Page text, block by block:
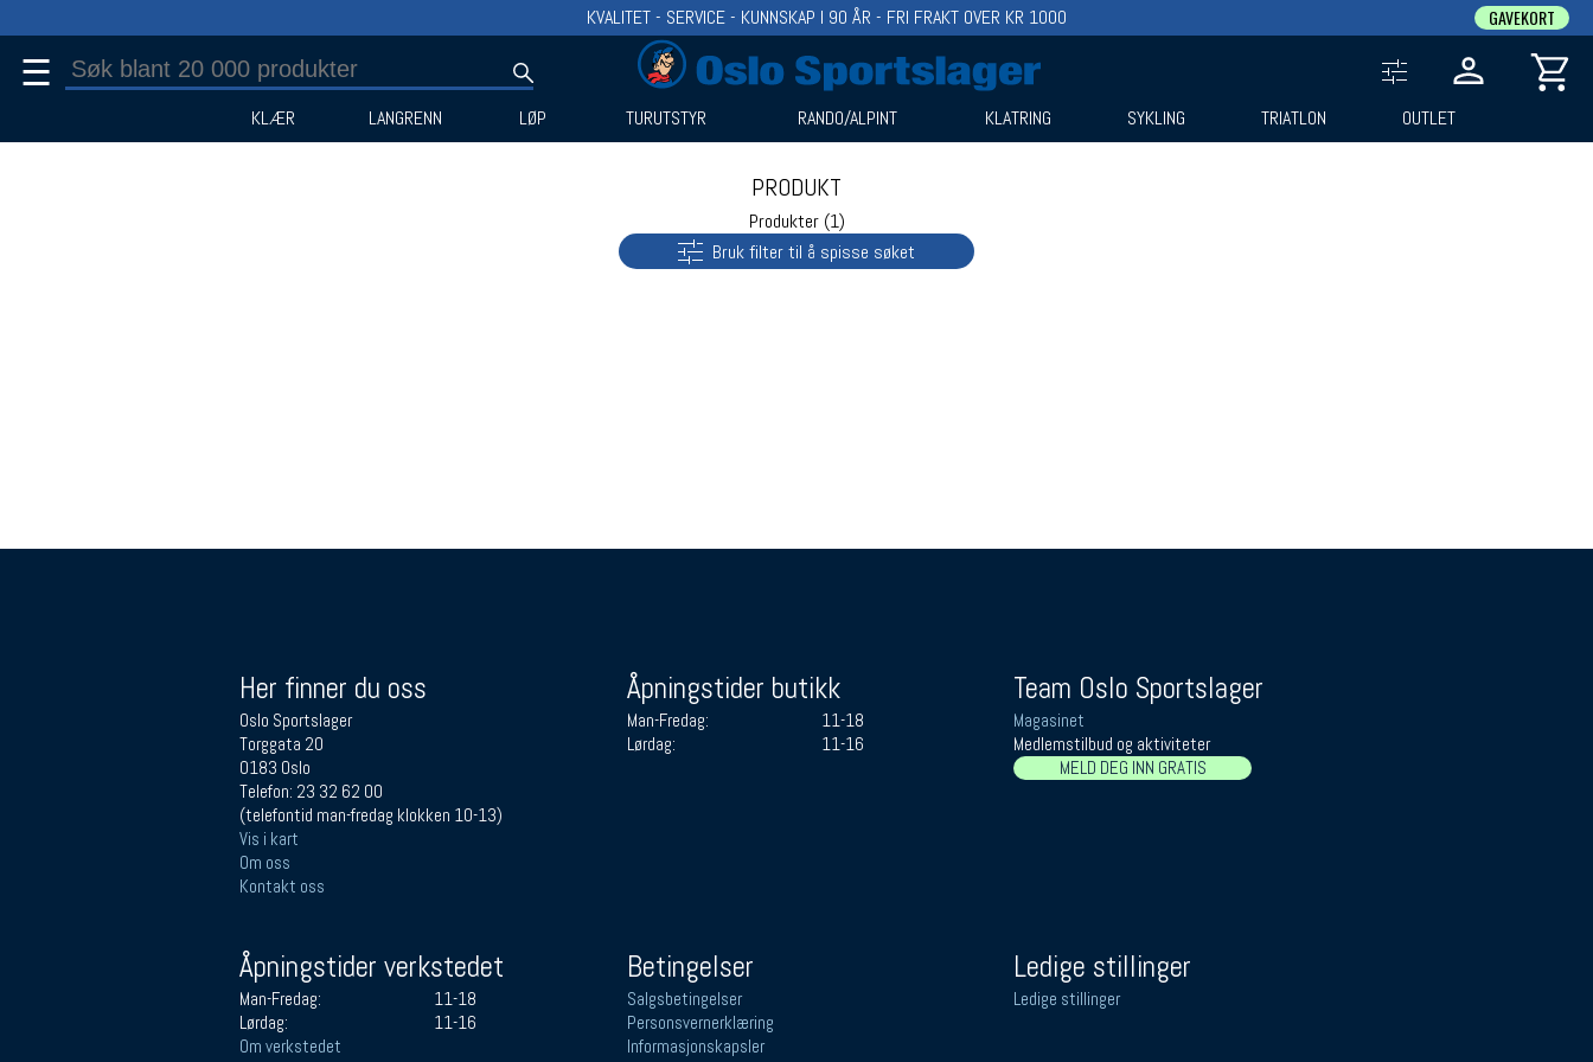
KVALITET - SERVICE - KUNNSKAP I 90 ÅR - FRI FRAKT OVER KR 1000 GAVEKORT
☰
KLÆR LANGRENN LØP TURUTSTYR RANDO/ALPINT KLATRING SYKLING TRIATLON OUTLET
PRODUKT
Produkter (1)
Bruk filter til å spisse søket
Her finner du oss
Oslo Sportslager
Torggata 20
0183 Oslo
Telefon: 23 32 62 00
(telefontid man-fredag klokken 10-13)
Vis i kart
Om oss
Kontakt oss
Åpningstider butikk
Man-Fredag:
11-18
Lørdag:
11-16
Team Oslo Sportslager
Magasinet
Medlemstilbud og aktiviteter
MELD DEG INN GRATIS
Åpningstider verkstedet
Man-Fredag:
11-18
Lørdag:
11-16
Om verkstedet
Betingelser
Salgsbetingelser
Personsvernerklæring
Informasjonskapsler
Ledige stillinger
Ledige stillinger